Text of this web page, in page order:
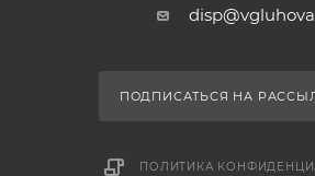
ПОДПИСАТЬСЯ НА
ПОЛИТИКА